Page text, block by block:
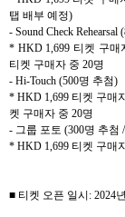
탭 배부 예정)
- Sound Check Rehearsal
* HKD 1,699 티켓 구매
티켓 구매자 중 20명
- Hi-Touch (500명 추첨)
* HKD 1,699 티켓 구매
켓 구매자 중 20명
- 그룹 포토 (300명 추첨
* HKD 1,699 티켓 구매
■ 티켓 오픈 일시: 2024년